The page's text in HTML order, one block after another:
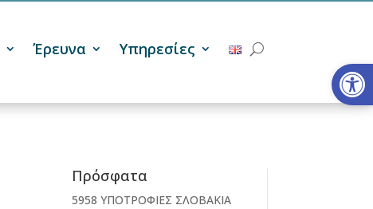
Έρευνα Υπηρεσίες
Πρόσφατα
5958 ΥΠΟΤΡΟΦΙΕΣ ΣΛΟΒΑΚΙΑ